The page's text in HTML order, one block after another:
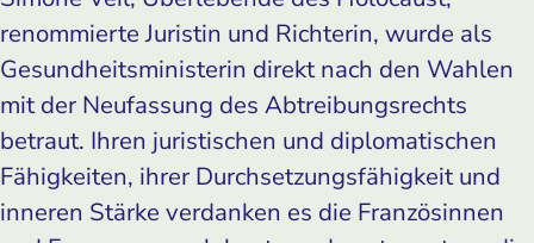
renommierte Juristin und Richterin, wurde als
Gesundheitsministerin direkt nach den Wahlen
mit der Neufassung des Abtreibungsrechts
betraut. Ihren juristischen und diplomatischen
Fähigkeiten, ihrer Durchsetzungsfähigkeit und
inneren Stärke verdanken es die Französinnen